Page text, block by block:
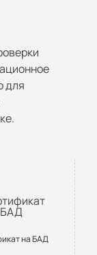
для
на БАД